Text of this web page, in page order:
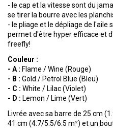
- le cap et la vitesse sont du
se tirer la bourre avec les
- le pliage et le dépliage de l'aile
permet d'être hyper efficace et
freefly!
Couleur :
- A : Flame / Wine (Rouge)
- B : Gold / Petrol Blue (Bleu)
- C : White / Lilac (Violet)
- D : Lemon / Lime (Vert)
Livrée avec sa barre de 25 cm
41 cm (4.7/5.5/6.5 m²) et un